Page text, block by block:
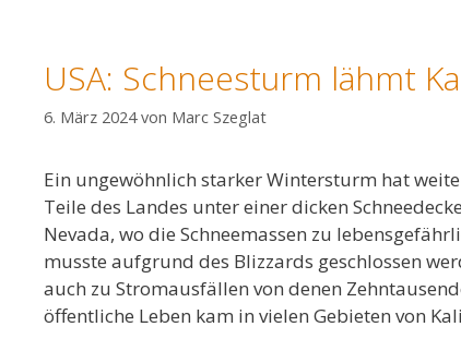
USA: Schneesturm lähmt
6. März 2024 von Marc Szeglat
Ein ungewöhnlich starker Wintersturm hat
Teile des Landes unter einer dicken
Nevada, wo die Schneemassen zu
musste aufgrund des Blizzards geschlossen
auch zu Stromausfällen von denen
öffentliche Leben kam in vielen Gebieten von